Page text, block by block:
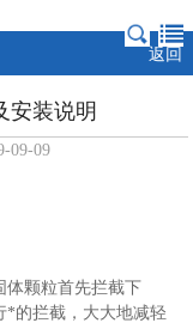
返回
安装说明
09-09
颗粒首先拦截下
的拦截，大大地减轻